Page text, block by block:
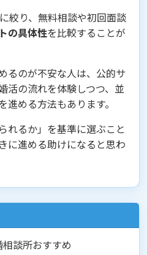
絞り、無料相談や初回面談
の具体性を比較することが
るのが不安な人は、公的サ
活の流れを体験しつつ、並
める方法もあります。
れるか」を基準に選ぶこと
に進める助けになると思わ
談所おすすめ